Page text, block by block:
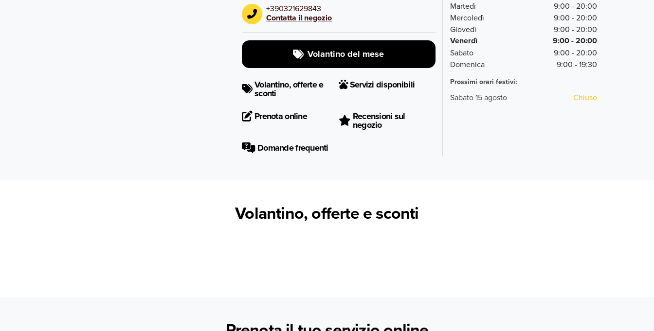
+390321629843
Contatta il negozio
Volantino del mese
Volantino, offerte e
sconti
Servizi disponibili
Prenota online Recensioni sul
negozio
Domande frequenti
Martedì
9:00 - 20:00
Mercoledì
9:00 - 20:00
Giovedì
9:00 - 20:00
Venerdì 9:00 - 20:00
Sabato
9:00 - 20:00
Domenica
9:00 - 19:30
Prossimi orari festivi:
Sabato 15 agosto Chiuso
Volantino, offerte e sconti